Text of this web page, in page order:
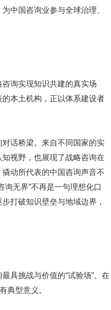
中国咨询业参与全球治理、
询实现知识共建的真实场
本土机构，正以体系建设者
话桥梁。来自不同国家的实
视野，也展现了战略咨询在
动所代表的中国咨询声音不
无界”不再是一句理想化口
打破知识壁垒与地域边界，
具挑战与价值的“试验场”。在
典型意义。